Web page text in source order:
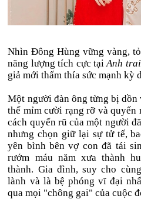
Nhìn Đông Hùng vững vàng,
năng lượng tích cực tạiAnh
giả mới thấm thía sức mạnh kỳ
Một người đàn ông từng bị dồn
thể mỉm cười rạng rỡ và quyến
cách quyến rũ của một người
nhưng chọn giữ lại sự tử tế,
yên bình bên vợ con đã tái
rướm máu năm xưa thành
thành. Gia đình, suy cho
lành và là bệ phóng vĩ đại
qua mọi "chông gai" của cuộc